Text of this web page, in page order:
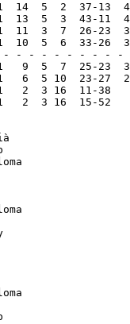
21  14  5  2
13  5  3  43-11
11  3  7
21  10  5  6
- - - - - - - - -
21   9  5  7
6  5 10  23-27
2  3 16  11-38
2  3 16
Julià
Club
Club
Club